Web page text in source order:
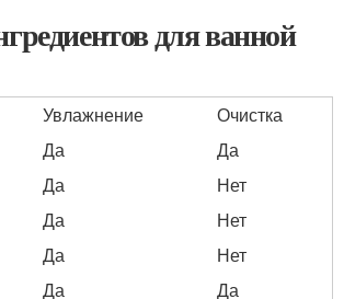
для ванной
Увлажнение
Очистка
Да
Да
Да
Нет
Да
Нет
Да
Нет
Да Да